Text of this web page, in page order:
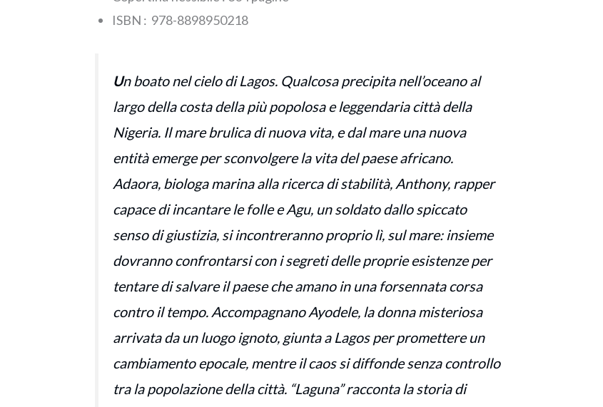
ISBN‏ : ‎ 978-8898950218
Un boato nel cielo di Lagos. Qualcosa precipita nell’oceano al
largo della costa della più popolosa e leggendaria città della
Nigeria. Il mare brulica di nuova vita, e dal mare una nuova
entità emerge per sconvolgere la vita del paese africano.
Adaora, biologa marina alla ricerca di stabilità, Anthony, rapper
capace di incantare le folle e Agu, un soldato dallo spiccato
senso di giustizia, si incontreranno proprio lì, sul mare: insieme
dovranno confrontarsi con i segreti delle proprie esistenze per
tentare di salvare il paese che amano in una forsennata corsa
contro il tempo. Accompagnano Ayodele, la donna misteriosa
arrivata da un luogo ignoto, giunta a Lagos per promettere un
cambiamento epocale, mentre il caos si diffonde senza controllo
tra la popolazione della città. “Laguna” racconta la storia di